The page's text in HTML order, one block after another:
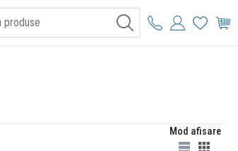
Mod afisare